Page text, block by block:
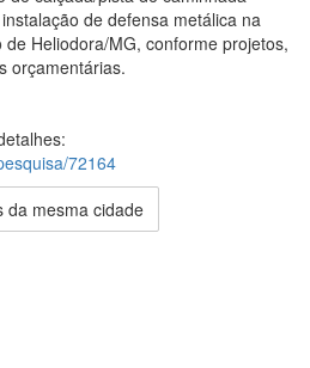
de defensa metálica na
Heliodora/MG, conforme projetos,
orçamentárias.
72164
da mesma cidade